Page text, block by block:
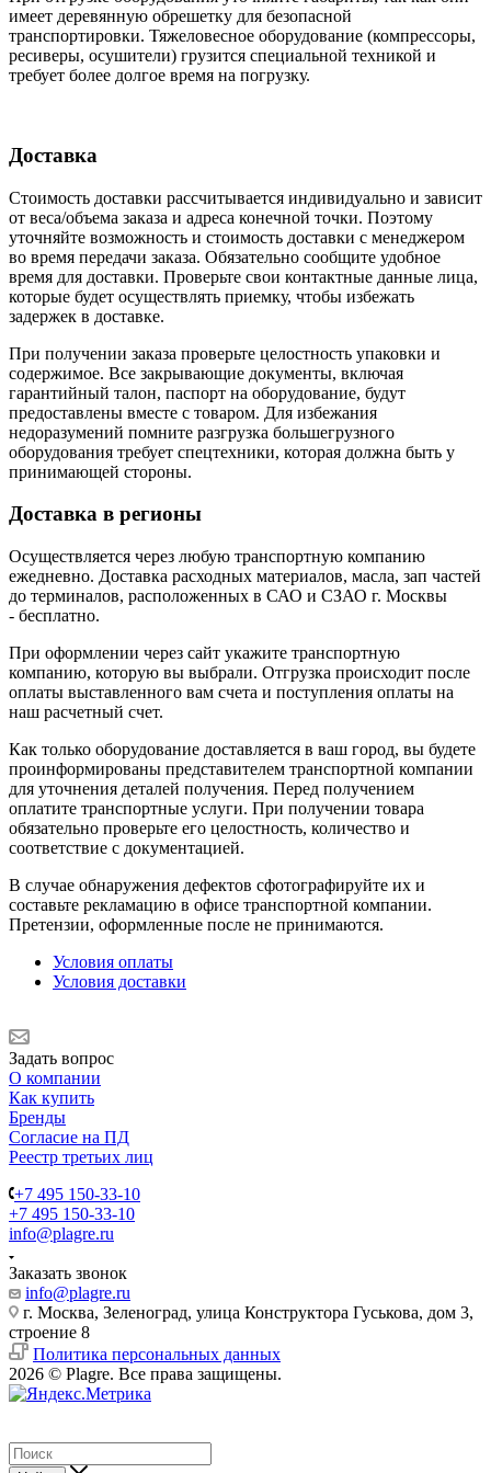
имеет деревянную обрешетку для безопасной
транспортировки. Тяжеловесное оборудование (компрессоры,
ресиверы, осушители) грузится специальной техникой и
требует более долгое время на погрузку.
Доставка
Стоимость доставки рассчитывается индивидуально и зависит
от веса/объема заказа и адреса конечной точки. Поэтому
уточняйте возможность и стоимость доставки с менеджером
во время передачи заказа. Обязательно сообщите удобное
время для доставки. Проверьте свои контактные данные лица,
которые будет осуществлять приемку, чтобы избежать
задержек в доставке.
При получении заказа проверьте целостность упаковки и
содержимое. Все закрывающие документы, включая
гарантийный талон, паспорт на оборудование, будут
предоставлены вместе с товаром. Для избежания
недоразумений помните разгрузка большегрузного
оборудования требует спецтехники, которая должна быть у
принимающей стороны.
Доставка в регионы
Осуществляется через любую транспортную компанию
ежедневно. Доставка расходных материалов, масла, зап частей
до терминалов, расположенных в САО и СЗАО г. Москвы
- бесплатно.
При оформлении через сайт укажите транспортную
компанию, которую вы выбрали. Отгрузка происходит после
оплаты выставленного вам счета и поступления оплаты на
наш расчетный счет.
Как только оборудование доставляется в ваш город, вы будете
проинформированы представителем транспортной компании
для уточнения деталей получения. Перед получением
оплатите транспортные услуги. При получении товара
обязательно проверьте его целостность, количество и
соответствие с документацией.
В случае обнаружения дефектов сфотографируйте их и
составьте рекламацию в офисе транспортной компании.
Претензии, оформленные после не принимаются.
Условия оплаты
Условия доставки
Задать вопрос
О компании
Как купить
Бренды
Согласие на ПД
Реестр третьих лиц
+7 495 150-33-10
+7 495 150-33-10
info@plagre.ru
Заказать звонок
info@plagre.ru
г. Москва, Зеленоград, улица Конструктора Гуськова, дом 3,
строение 8
Политика персональных данных
2026 © Plagre. Все права защищены.